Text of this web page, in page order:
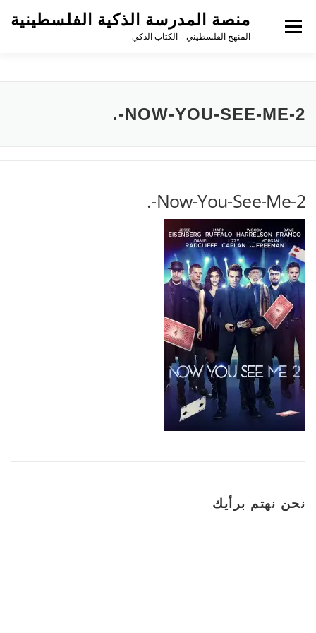
منصة المدرسة الذكية الفلسطينية
المنهج الفلسطيني – الكتاب الذكي
القائمة
NOW-YOU-SEE-ME-2-.
Now-You-See-Me-2-.
نحن نهتم برأيك